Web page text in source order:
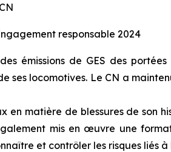
responsable 2024
émissions de GES des
locomotives. Le CN a
en matière de blessures de son
mis en œuvre une
et contrôler les risques liés